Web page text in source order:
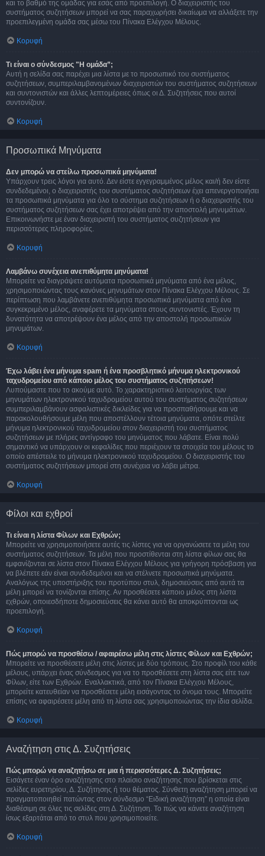
και το βαθμό της ομάδας για εσάς από προεπιλογή. Ο διαχειριστής του
συστήματος συζητήσεων μπορεί να σας παραχωρήσει δικαίωμα να αλλάξετε την
προεπιλεγμένη ομάδα σας μέσω του Πίνακα Ελέγχου Μέλους.
Κορυφή
Τι είναι ο σύνδεσμος "Η ομάδα”;
Αυτή η σελίδα σας παρέχει μια λίστα με το προσωπικό του συστήματος
συζητήσεων, συμπεριλαμβανομένων διαχειριστών του συστήματος συζητήσεων
και συντονιστών και άλλες λεπτομέρειες όπως οι Δ. Συζητήσεις που αυτοί
συντονίζουν.
Κορυφή
Προσωπικά Μηνύματα
Δεν μπορώ να στείλω προσωπικά μηνύματα!
Υπάρχουν τρεις λόγοι για αυτό. Δεν είστε εγγεγραμμένος μέλος και/ή δεν είστε
συνδεδεμένοι, ο διαχειριστής του συστήματος συζητήσεων έχει απενεργοποιήσει
τα προσωπικά μηνύματα για όλο το σύστημα συζητήσεων ή ο διαχειριστής του
συστήματος συζητήσεων σας έχει αποτρέψει από την αποστολή μηνυμάτων.
Επικοινωνήστε με έναν διαχειριστή του συστήματος συζητήσεων για
περισσότερες πληροφορίες.
Κορυφή
Λαμβάνω συνέχεια ανεπιθύμητα μηνύματα!
Μπορείτε να διαγράψετε αυτόματα προσωπικά μηνύματα από ένα μέλος,
χρησιμοποιώντας τους κανόνες μηνυμάτων στον Πίνακα Ελέγχου Μέλους. Σε
περίπτωση που λαμβάνετε ανεπιθύμητα προσωπικά μηνύματα από ένα
συγκεκριμένο μέλος, αναφέρετε τα μηνύματα στους συντονιστές. Έχουν τη
δυνατότητα να αποτρέψουν ένα μέλος από την αποστολή προσωπικών
μηνυμάτων.
Κορυφή
Έχω λάβει ένα μήνυμα spam ή ένα προσβλητικό μήνυμα ηλεκτρονικού
ταχυδρομείου από κάποιο μέλος του συστήματος συζητήσεων!
Λυπούμαστε που το ακούμε αυτό. Το χαρακτηριστικό λειτουργίας των
μηνυμάτων ηλεκτρονικού ταχυδρομείου αυτού του συστήματος συζητήσεων
συμπεριλαμβάνουν ασφαλιστικές δικλείδες για να προσπαθήσουμε και να
παρακολουθήσουμε μέλη που αποστέλλουν τέτοια μηνύματα, οπότε στείλτε
μήνυμα ηλεκτρονικού ταχυδρομείου στον διαχειριστή του συστήματος
συζητήσεων με πλήρες αντίγραφο του μηνύματος που λάβατε. Είναι πολύ
σημαντικό να υπάρχουν οι κεφαλίδες που περιέχουν τα στοιχεία του μέλους το
οποίο απέστειλε το μήνυμα ηλεκτρονικού ταχυδρομείου. Ο διαχειριστής του
συστήματος συζητήσεων μπορεί στη συνέχεια να λάβει μέτρα.
Κορυφή
Φίλοι και εχθροί
Τι είναι η λίστα Φίλων και Εχθρών;
Μπορείτε να χρησιμοποιήσετε αυτές τις λίστες για να οργανώσετε τα μέλη του
συστήματος συζητήσεων. Τα μέλη που προστίθενται στη λίστα φίλων σας θα
εμφανίζονται σε λίστα στον Πίνακα Ελέγχου Μέλους για γρήγορη πρόσβαση για
να βλέπετε εάν είναι συνδεδεμένοι και να στέλνετε προσωπικά μηνύματα.
Αναλόγως της υποστήριξης του προτύπου στυλ, δημοσιεύσεις από αυτά τα
μέλη μπορεί να τονίζονται επίσης. Αν προσθέσετε κάποιο μέλος στη λίστα
εχθρών, οποιεσδήποτε δημοσιεύσεις θα κάνει αυτό θα αποκρύπτονται ως
προεπιλογή.
Κορυφή
Πώς μπορώ να προσθέσω / αφαιρέσω μέλη στις λίστες Φίλων και Εχθρών;
Μπορείτε να προσθέσετε μέλη στις λίστες με δύο τρόπους. Στο προφίλ του κάθε
μέλους, υπάρχει ένας σύνδεσμος για να το προσθέσετε στη λίστα σας είτε των
Φίλων, είτε των Εχθρών. Εναλλακτικά, από τον Πίνακα Ελέγχου Μέλους,
μπορείτε κατευθείαν να προσθέσετε μέλη εισάγοντας το όνομα τους. Μπορείτε
επίσης να αφαιρέσετε μέλη από τη λίστα σας χρησιμοποιώντας την ίδια σελίδα.
Κορυφή
Αναζήτηση στις Δ. Συζητήσεις
Πώς μπορώ να αναζητήσω σε μια ή περισσότερες Δ. Συζητήσεις;
Εισάγετε έναν όρο αναζήτησης στο πλαίσιο αναζήτησης που βρίσκεται στις
σελίδες ευρετηρίου, Δ. Συζήτησης ή του θέματος. Σύνθετη αναζήτηση μπορεί να
πραγματοποιηθεί πατώντας στον σύνδεσμο “Ειδική αναζήτηση” η οποία είναι
διαθέσιμη σε όλες τις σελίδες στη Δ. Συζήτηση. Το πώς να κάνετε αναζήτηση
ίσως εξαρτάται από το στυλ που χρησιμοποιείτε.
Κορυφή